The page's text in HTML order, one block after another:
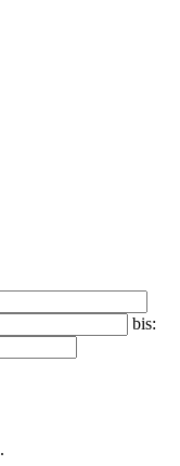
bis: